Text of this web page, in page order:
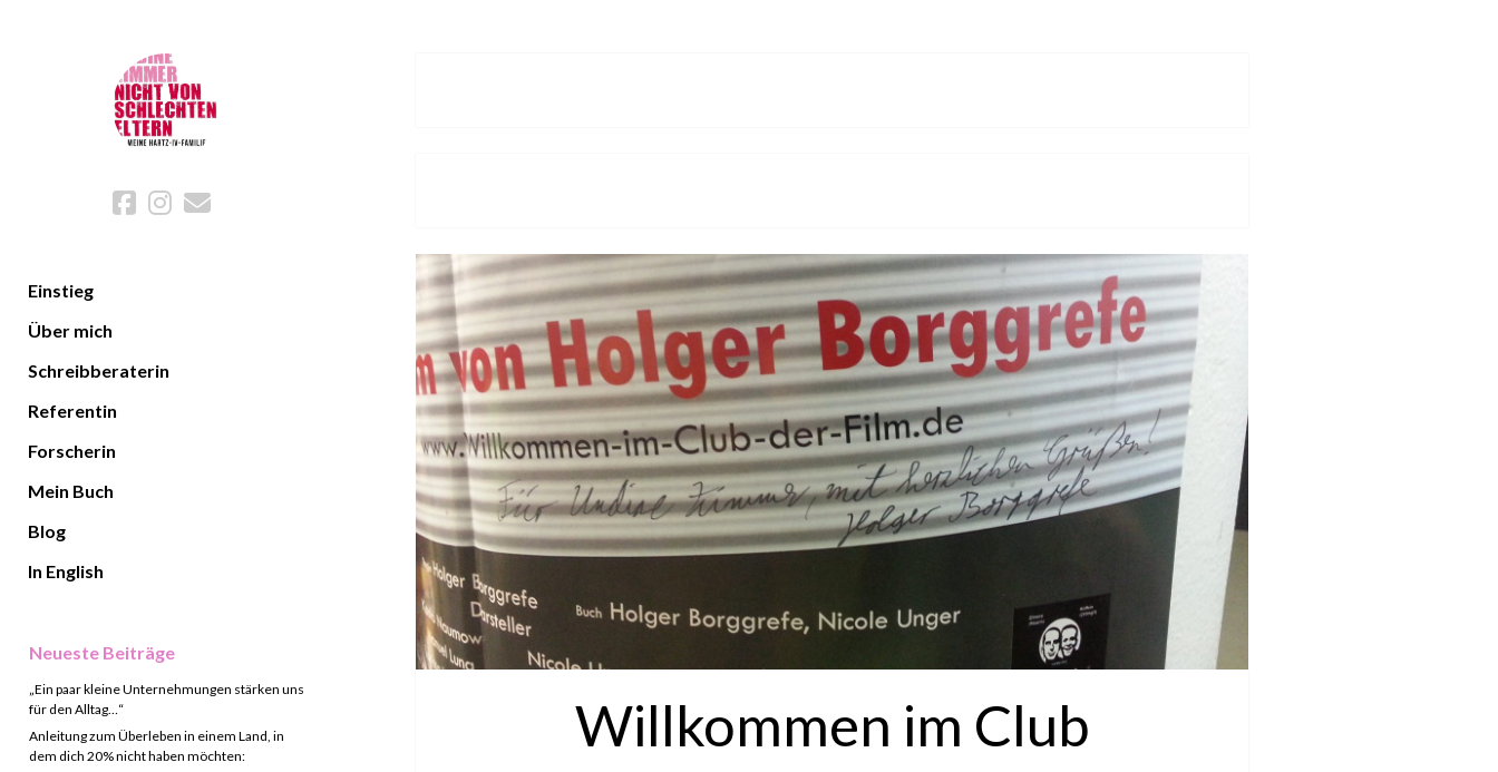
facebook
instagram
email
Einstieg
Über mich
Schreibberaterin
Referentin
Forscherin
Mein Buch
Blog
In English
Neueste Beiträge
„Ein paar kleine Unternehmungen stärken uns
für den Alltag…“
Anleitung zum Überleben in einem Land, in
dem dich 20% nicht haben möchten:
Willkommen im Club